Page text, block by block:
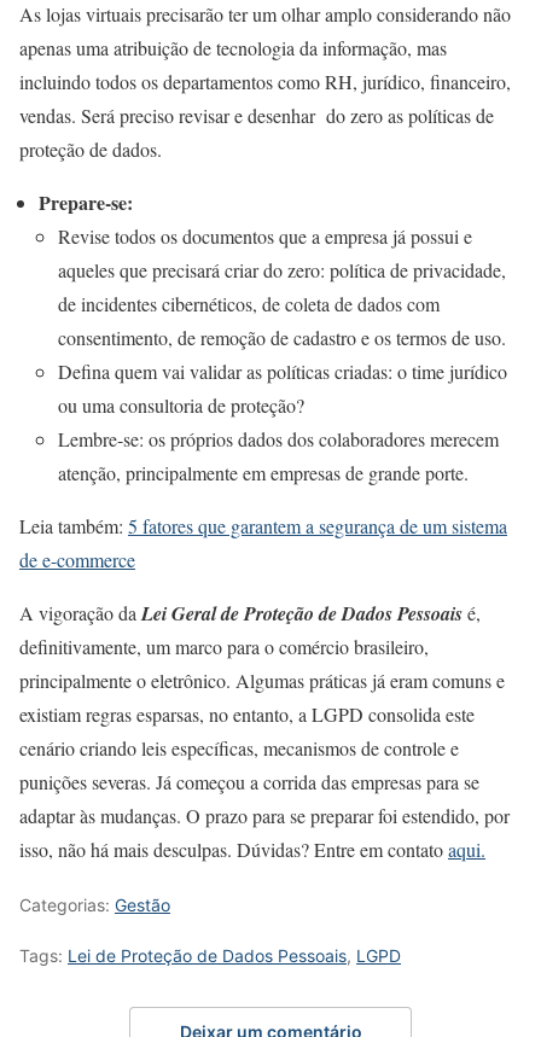
As lojas virtuais precisarão ter um olhar amplo considerando não
apenas uma atribuição de tecnologia da informação, mas
incluindo todos os departamentos como RH, jurídico, financeiro,
vendas. Será preciso revisar e desenhar do zero as políticas de
proteção de dados.
Prepare-se:
Revise todos os documentos que a empresa já possui e
aqueles que precisará criar do zero: política de privacidade,
de incidentes cibernéticos, de coleta de dados com
consentimento, de remoção de cadastro e os termos de uso.
Defina quem vai validar as políticas criadas: o time jurídico
ou uma consultoria de proteção?
Lembre-se: os próprios dados dos colaboradores merecem
atenção, principalmente em empresas de grande porte.
Leia também: 5 fatores que garantem a segurança de um sistema
de e-commerce
A vigoração daLei Geral de Proteção de Dados Pessoaisé,
definitivamente, um marco para o comércio brasileiro,
principalmente o eletrônico. Algumas práticas já eram comuns e
existiam regras esparsas, no entanto, a LGPD consolida este
cenário criando leis específicas, mecanismos de controle e
punições severas. Já começou a corrida das empresas para se
adaptar às mudanças. O prazo para se preparar foi estendido, por
isso, não há mais desculpas. Dúvidas? Entre em contatoaqui.
Categorias: Gestão
Tags: Lei de Proteção de Dados Pessoais, LGPD
Deixar um comentário